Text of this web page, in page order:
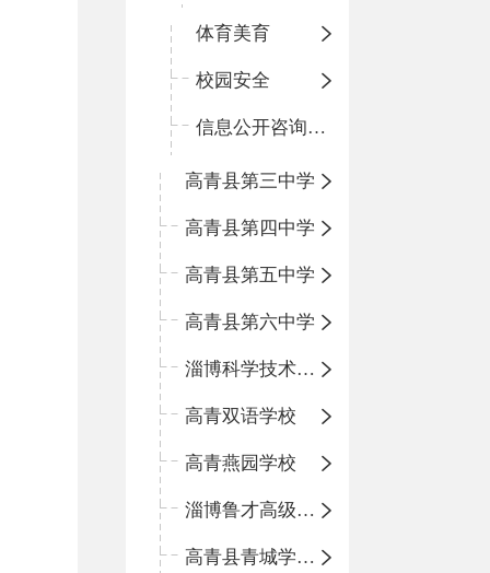
体育美育
校园安全
信息公开咨询指南
高青县第三中学
高青县第四中学
高青县第五中学
高青县第六中学
淄博科学技术学校
高青双语学校
高青燕园学校
淄博鲁才高级中学
高青县青城学区中心小学